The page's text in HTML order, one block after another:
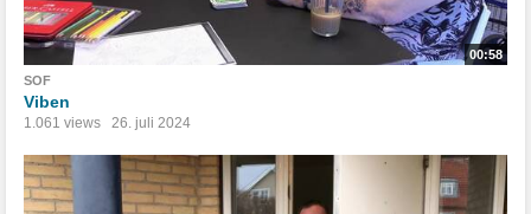
00:58
SOF
Viben
1.061 views 26. juli 2024